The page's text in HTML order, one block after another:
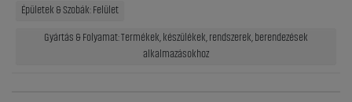
Épületek & Szobák: Felület
Gyártás & Folyamat: Termékek, készülékek, rendszerek, berendezések
alkalmazásokhoz